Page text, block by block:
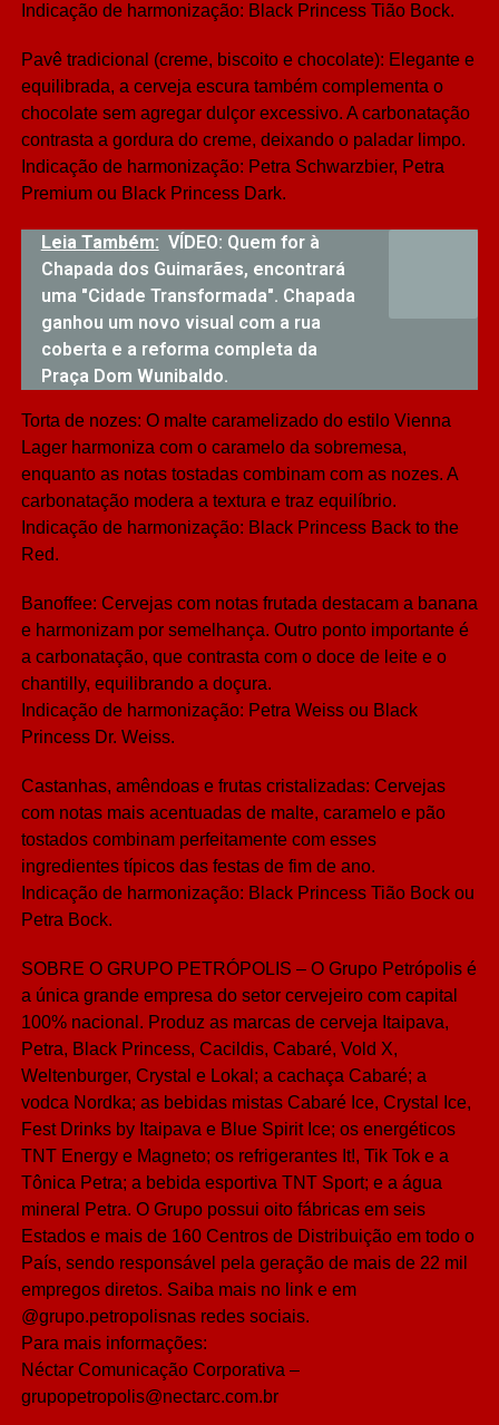
Indicação de harmonização: Black Princess Tião Bock.
Pavê tradicional (creme, biscoito e chocolate): Elegante e
equilibrada, a cerveja escura também complementa o
chocolate sem agregar dulçor excessivo. A carbonatação
contrasta a gordura do creme, deixando o paladar limpo.
Indicação de harmonização: Petra Schwarzbier, Petra
Premium ou Black Princess Dark.
Leia Também: VÍDEO: Quem for à
Chapada dos Guimarães, encontrará
uma "Cidade Transformada". Chapada
ganhou um novo visual com a rua
coberta e a reforma completa da
Praça Dom Wunibaldo.
Torta de nozes: O malte caramelizado do estilo Vienna
Lager harmoniza com o caramelo da sobremesa,
enquanto as notas tostadas combinam com as nozes. A
carbonatação modera a textura e traz equilíbrio.
Indicação de harmonização: Black Princess Back to the
Red.
Banoffee: Cervejas com notas frutada destacam a banana
e harmonizam por semelhança. Outro ponto importante é
a carbonatação, que contrasta com o doce de leite e o
chantilly, equilibrando a doçura.
Indicação de harmonização: Petra Weiss ou Black
Princess Dr. Weiss.
Castanhas, amêndoas e frutas cristalizadas: Cervejas
com notas mais acentuadas de malte, caramelo e pão
tostados combinam perfeitamente com esses
ingredientes típicos das festas de fim de ano.
Indicação de harmonização: Black Princess Tião Bock ou
Petra Bock.
SOBRE O GRUPO PETRÓPOLIS – O Grupo Petrópolis é
a única grande empresa do setor cervejeiro com capital
100% nacional. Produz as marcas de cerveja Itaipava,
Petra, Black Princess, Cacildis, Cabaré, Vold X,
Weltenburger, Crystal e Lokal; a cachaça Cabaré; a
vodca Nordka; as bebidas mistas Cabaré Ice, Crystal Ice,
Fest Drinks by Itaipava e Blue Spirit Ice; os energéticos
TNT Energy e Magneto; os refrigerantes It!, Tik Tok e a
Tônica Petra; a bebida esportiva TNT Sport; e a água
mineral Petra. O Grupo possui oito fábricas em seis
Estados e mais de 160 Centros de Distribuição em todo o
País, sendo responsável pela geração de mais de 22 mil
empregos diretos. Saiba mais no link e em
@grupo.petropolisnas redes sociais.
Para mais informações:
Néctar Comunicação Corporativa –
grupopetropolis@nectarc.com.br